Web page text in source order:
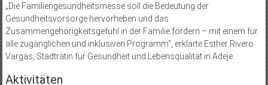
„Die Familiengesundheitsmesse soll die Bedeutung der
Gesundheitsvorsorge hervorheben und das
Zusammengehörigkeitsgefühl in der Familie fördern – mit einem für
alle zugänglichen und inklusiven Programm“, erklärte Esther Rivero
Vargas, Stadträtin für Gesundheit und Lebensqualität in Adeje.
Aktivitäten